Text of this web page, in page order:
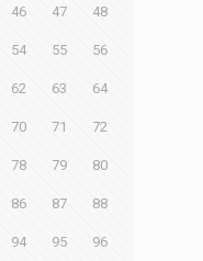
46 47 48
54 55 56
62 63 64
70 71 72
78 79 80
86 87 88
94 95 96